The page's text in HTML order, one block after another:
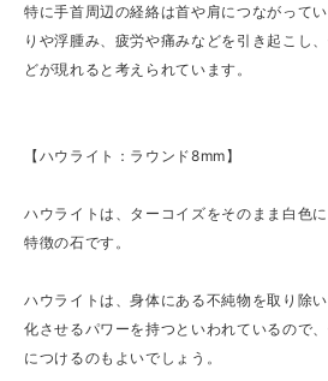
特に手首周辺の経絡は首や肩につながって
りや浮腫み、疲労や痛みなどを引き起こし
どが現れると考えられています。
【ハウライト：ラウンド8mm】
ハウライトは、ターコイズをそのまま白色
特徴の石です。
ハウライトは、身体にある不純物を取り除
化させるパワーを持つといわれているので
につけるのもよいでしょう。